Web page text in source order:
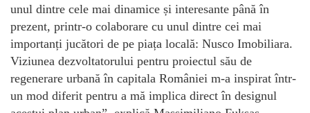
unul dintre cele mai dinamice și interesante până în
prezent, printr-o colaborare cu unul dintre cei mai
importanți jucători de pe piața locală: Nusco Imobiliara.
Viziunea dezvoltatorului pentru proiectul său de
regenerare urbană în capitala României m-a inspirat într-
un mod diferit pentru a mă implica direct în designul